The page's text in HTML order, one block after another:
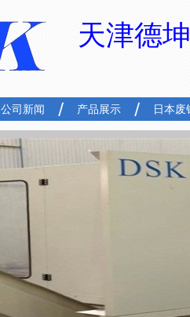
天津德
公司新闻 产品展示 日本废